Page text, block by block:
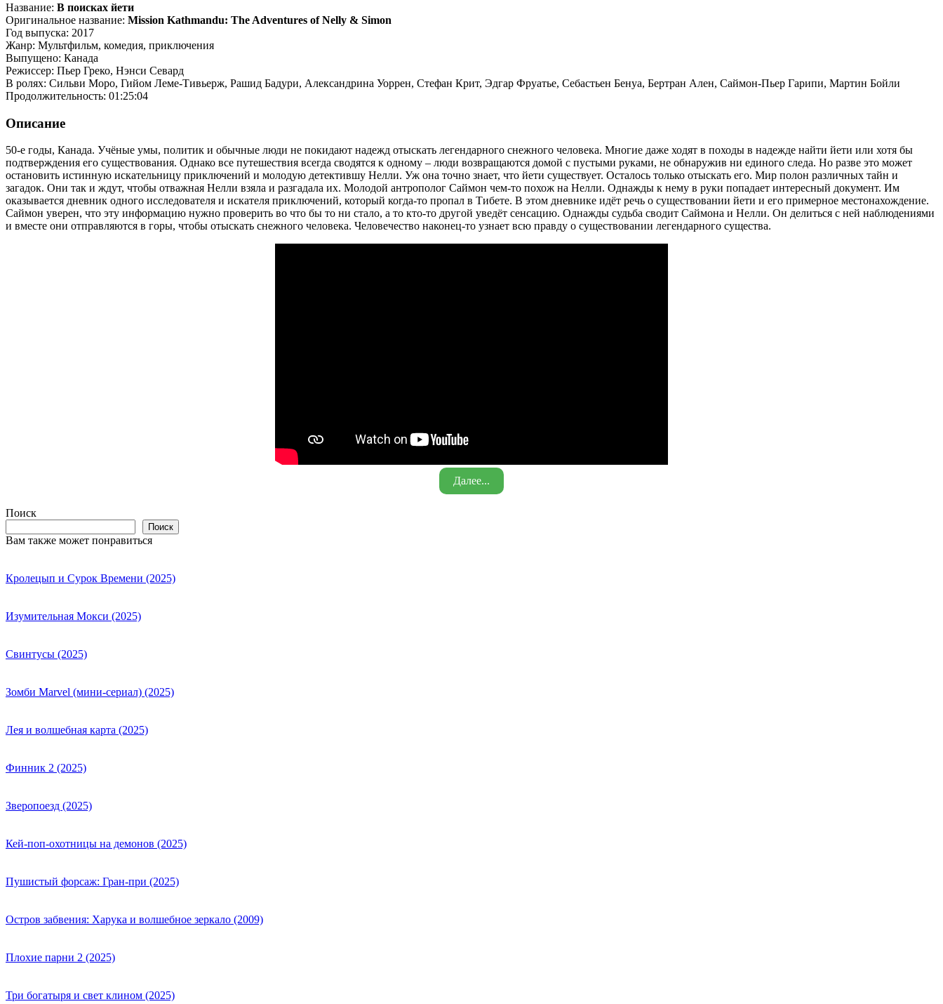
Название: В поисках йети
Оригинальное название: Mission Kathmandu: The Adventures of Nelly & Simon
Год выпуска: 2017
Жанр: Мультфильм, комедия, приключения
Выпущено: Канада
Режиссер: Пьер Греко, Нэнси Севард
В ролях: Сильви Моро, Гийом Леме-Тивьерж, Рашид Бадури, Александрина Уоррен, Стефан Крит, Эдгар Фруатье, Себастьен Бенуа, Бертран Ален, Саймон-Пьер Гарипи, Мартин Бойли
Продолжительность: 01:25:04
Описание
50-е годы, Канада. Учёные умы, политик и обычные люди не покидают надежд отыскать легендарного снежного человека. Многие даже ходят в походы в надежде найти йети или хотя бы
подтверждения его существования. Однако все путешествия всегда сводятся к одному – люди возвращаются домой с пустыми руками, не обнаружив ни единого следа. Но разве это может
остановить истинную искательницу приключений и молодую детектившу Нелли. Уж она точно знает, что йети существует. Осталось только отыскать его. Мир полон различных тайн и
загадок. Они так и ждут, чтобы отважная Нелли взяла и разгадала их. Молодой антрополог Саймон чем-то похож на Нелли. Однажды к нему в руки попадает интересный документ. Им
оказывается дневник одного исследователя и искателя приключений, который когда-то пропал в Тибете. В этом дневнике идёт речь о существовании йети и его примерное местонахождение.
Саймон уверен, что эту информацию нужно проверить во что бы то ни стало, а то кто-то другой уведёт сенсацию. Однажды судьба сводит Саймона и Нелли. Он делиться с ней наблюдениями
и вместе они отправляются в горы, чтобы отыскать снежного человека. Человечество наконец-то узнает всю правду о существовании легендарного существа.
Далее...
Поиск
Поиск
Вам также может понравиться
Кролецып и Сурок Времени (2025)
Изумительная Мокси (2025)
Свинтусы (2025)
Зомби Marvel (мини-сериал) (2025)
Лея и волшебная карта (2025)
Финник 2 (2025)
Зверопоезд (2025)
Кей-поп-охотницы на демонов (2025)
Пушистый форсаж: Гран-при (2025)
Остров забвения: Харука и волшебное зеркало (2009)
Плохие парни 2 (2025)
Три богатыря и свет клином (2025)